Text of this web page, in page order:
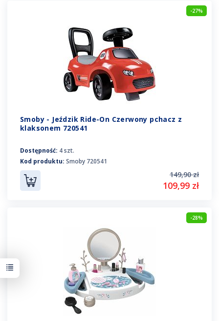
-27%
Smoby - Jeździk Ride-On Czerwony pchacz z
klaksonem 720541
Dostępność: 4 szt.
Kod produktu: Smoby 720541
149,90 zł
109,99 zł
-28%